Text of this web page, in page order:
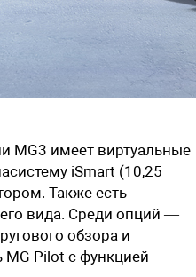
MG3 имеет виртуальные
iSmart (10,25
Также есть
вида. Среди опций —
обзора и
Pilot с функцией